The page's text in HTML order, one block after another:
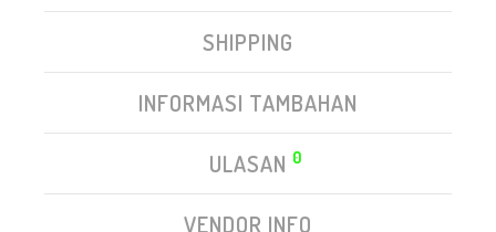
SHIPPING
INFORMASI TAMBAHAN
ULASAN 0
VENDOR INFO